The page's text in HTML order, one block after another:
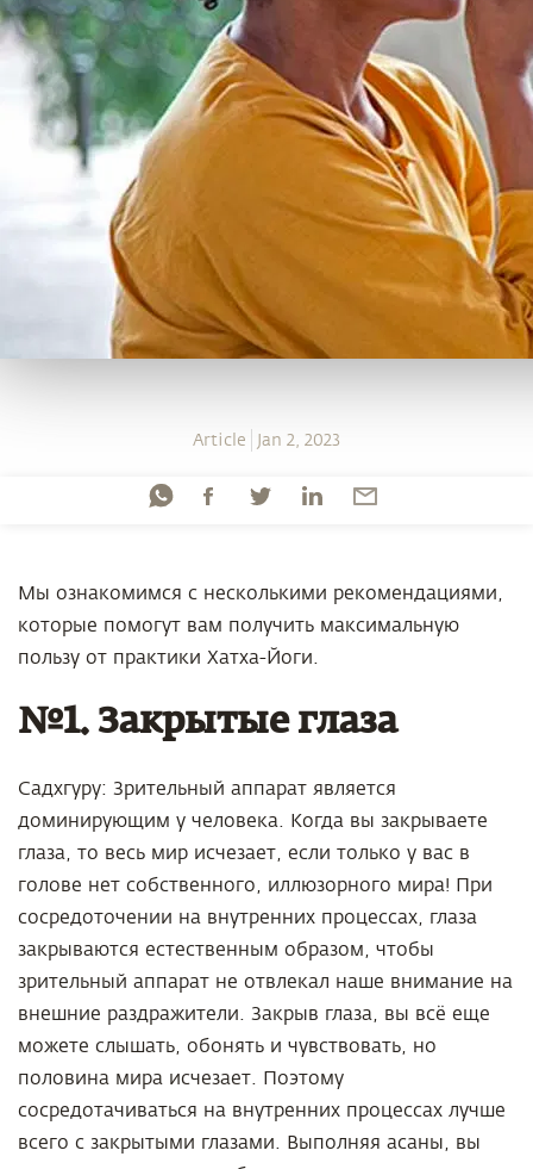
Article Jan 2, 2023
Мы ознакомимся с несколькими рекомендациями,
которые помогут вам получить максимальную
пользу от практики Хатха-Йоги.
№1. Закрытые глаза
Садхгуру: Зрительный аппарат является
доминирующим у человека. Когда вы закрываете
глаза, то весь мир исчезает, если только у вас в
голове нет собственного, иллюзорного мира! При
сосредоточении на внутренних процессах, глаза
закрываются естественным образом, чтобы
зрительный аппарат не отвлекал наше внимание на
внешние раздражители. Закрыв глаза, вы всё еще
можете слышать, обонять и чувствовать, но
половина мира исчезает. Поэтому
сосредотачиваться на внутренних процессах лучше
всего с закрытыми глазами. Выполняя асаны, вы